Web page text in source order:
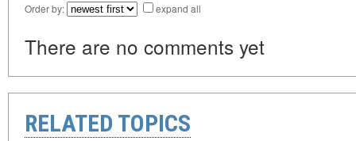
Order by: expand all
There are no comments yet
RELATED TOPICS